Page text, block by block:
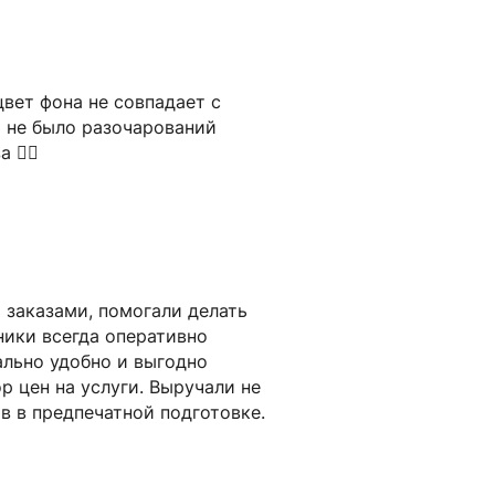
фона не совпадает с
было разочарований
помогали делать
всегда оперативно
удобно и выгодно
цен на услуги. Выручали не
предпечатной подготовке.